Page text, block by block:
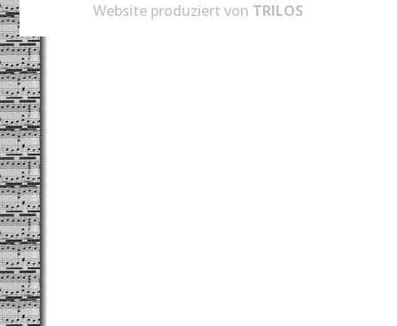
Website produziert von TRILOS